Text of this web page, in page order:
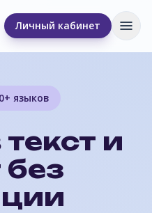
Личный кабинет
языков
и
без